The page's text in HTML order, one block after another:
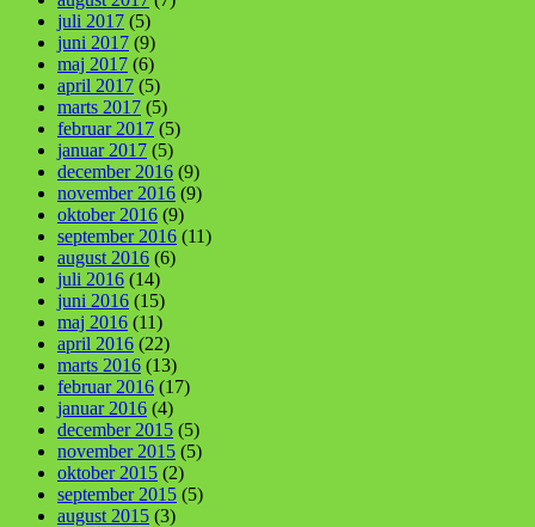
juli 2017 (5)
juni 2017 (9)
maj 2017 (6)
april 2017 (5)
marts 2017 (5)
februar 2017 (5)
januar 2017 (5)
december 2016 (9)
november 2016 (9)
oktober 2016 (9)
september 2016 (11)
august 2016 (6)
juli 2016 (14)
juni 2016 (15)
maj 2016 (11)
april 2016 (22)
marts 2016 (13)
februar 2016 (17)
januar 2016 (4)
december 2015 (5)
november 2015 (5)
oktober 2015 (2)
september 2015 (5)
august 2015 (3)